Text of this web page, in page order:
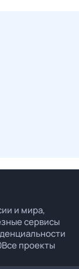
и мира,
сервисы
Все проекты